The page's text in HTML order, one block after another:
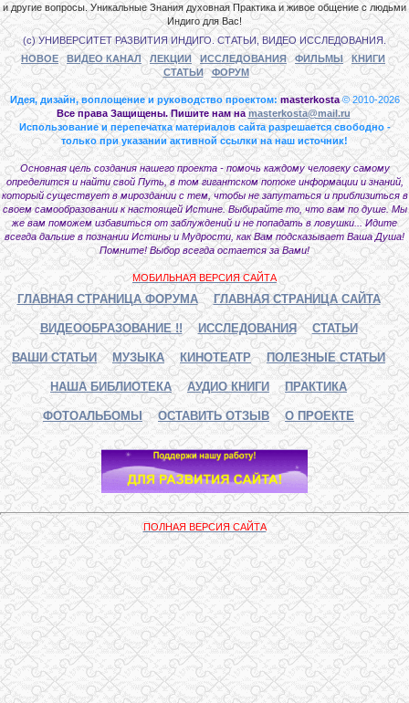
и другие вопросы. Уникальные Знания духовная Практика и живое общение с людьми
Индиго для Вас!
(с) УНИВЕРСИТЕТ РАЗВИТИЯ ИНДИГО. СТАТЬИ, ВИДЕО ИССЛЕДОВАНИЯ.
НОВОЕ
ВИДЕО КАНАЛ ЛЕКЦИИ ИССЛЕДОВАНИЯ ФИЛЬМЫ
КНИГИ
СТАТЬИ
ФОРУМ
Идея, дизайн, воплощение и руководство проектом: masterkosta © 2010-2026
Все права Защищены. Пишите нам на masterkosta@mail.ru
Использование и перепечатка материалов сайта разрешается свободно -
только при указании активной ссылки на наш источник!
Основная цель создания нашего проекта - помочь каждому человеку самому
определится и найти свой Путь, в том гигантском потоке информации и знаний,
который существует в мироздании с тем, чтобы не запутаться и приблизиться в
своем самообразовании к настоящей Истине. Выбирайте то, что вам по душе. Мы
же вам поможем избавиться от заблуждений и не попадать в ловушки... Идите
всегда дальше в познании Истины и Мудрости, как Вам подсказывает Ваша Душа!
Помните! Выбор всегда остается за Вами!
МОБИЛЬНАЯ ВЕРСИЯ САЙТА
ГЛАВНАЯ СТРАНИЦА ФОРУМА ГЛАВНАЯ СТРАНИЦА САЙТА
ВИДЕООБРАЗОВАНИЕ !! ИССЛЕДОВАНИЯ СТАТЬИ
ВАШИ СТАТЬИ МУЗЫКА КИНОТЕАТР ПОЛЕЗНЫЕ СТАТЬИ
НАША БИБЛИОТЕКА АУДИО КНИГИ ПРАКТИКА
ФОТОАЛЬБОМЫ ОСТАВИТЬ ОТЗЫВ О ПРОЕКТЕ
ПОЛНАЯ ВЕРСИЯ САЙТА